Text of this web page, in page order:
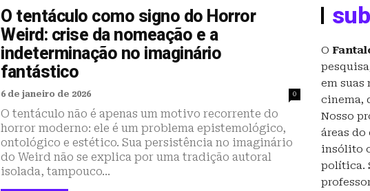
O tentáculo como signo do Horror
Weird: crise da nomeação e a
indeterminação no imaginário
fantástico
6 de janeiro de 2026 0
O tentáculo não é apenas um motivo recorrente do
horror moderno: ele é um problema epistemológico,
ontológico e estético. Sua persistência no imaginário
do Weird não se explica por uma tradição autoral
isolada, tampouco...
O
em suas
cinema,
Nosso
áreas
insólito
política.